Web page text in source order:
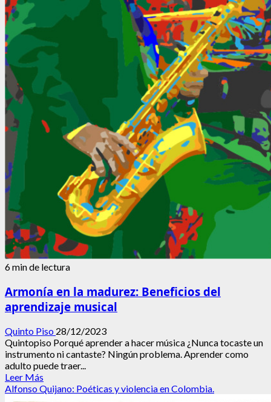
6 min de lectura
Armonía en la madurez: Beneficios del
aprendizaje musical
Quinto Piso 28/12/2023
Quintopiso Porqué aprender a hacer música ¿Nunca tocaste un
instrumento ni cantaste? Ningún problema. Aprender como
adulto puede traer...
Leer Más
más
acerca
Alfonso Quijano: Poéticas y violencia en Colombia.